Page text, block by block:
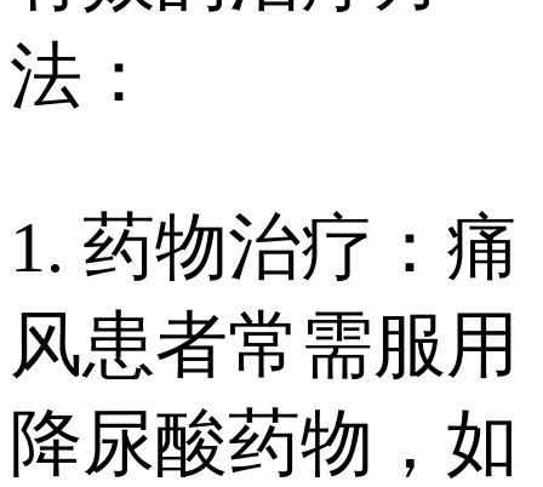
法：
1. 药物治疗：痛
风患者常需服用
降尿酸药物，如